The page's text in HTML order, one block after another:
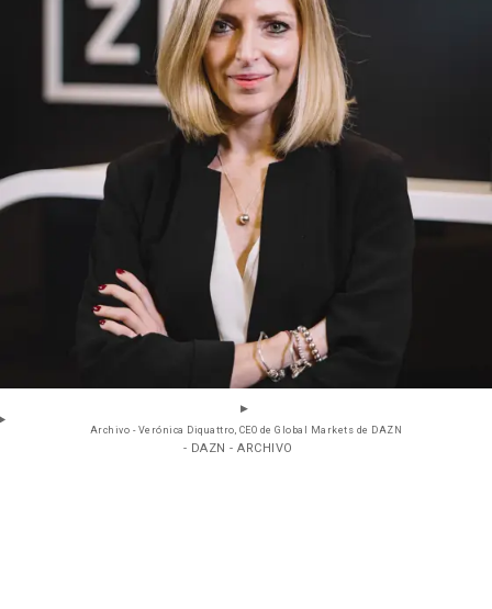
Archivo - Verónica Diquattro, CEO de Global Markets de DAZN
- DAZN - ARCHIVO